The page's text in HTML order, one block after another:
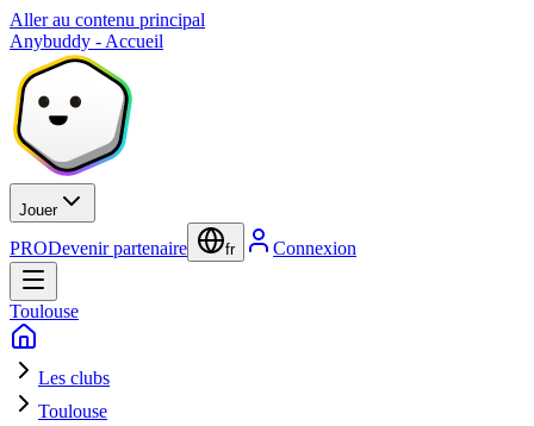
Aller au contenu principal
Anybuddy - Accueil
Jouer
PRODevenir partenaire fr Connexion
Toulouse
Les clubs
Toulouse